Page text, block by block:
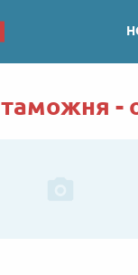
таможня -